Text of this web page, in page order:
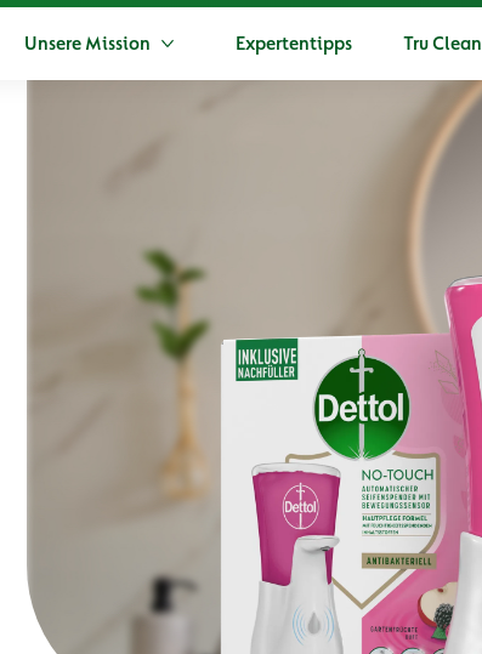
Unsere Mission
Mehr Unsere Mission
Expertentipps Tru Clean